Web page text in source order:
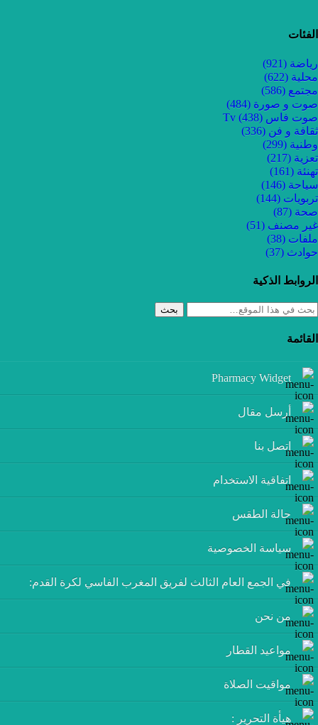
الفئات
رياضة (921)
محلية (622)
مجتمع (586)
صوت و صورة (484)
صوت فاس Tv (438)
ثقافة و فن (336)
وطنية (299)
تعزية (217)
تهنئة (161)
سياحة (146)
تربويات (144)
صحة (87)
غير مصنف (51)
ملفات (38)
حوادث (37)
الروابط الذكية
بحث
القائمة
Pharmacy Widget
أرسل مقال
إتصل بنا
اتفاقية الاستخدام
حالة الطقس
سياسة الخصوصية
في الجمع العام الثالث لفريق المغرب الفاسي لكرة القدم:
من نحن
مواعيد القطار
مواقيت الصلاة
هيأة التحرير :